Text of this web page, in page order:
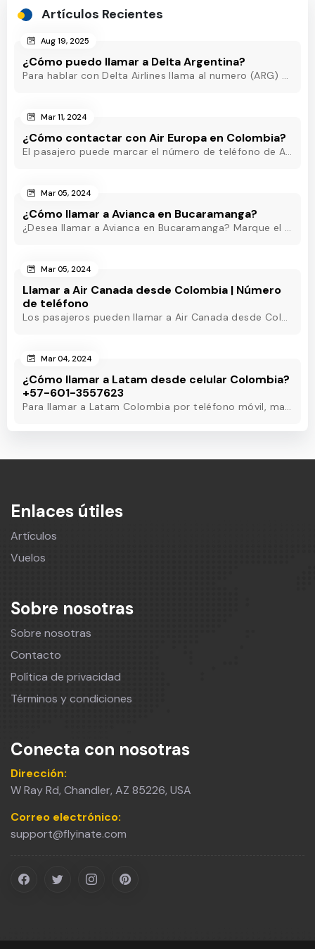
Artículos Recientes
Aug 19, 2025
¿Cómo puedo llamar a Delta Argentina?
Para hablar con Delta Airlines llama al numero (ARG) o al +54-11-5218-8717(Argentina) o al +54-11-5219-3285 (ARG) o al (ARG) o al +54-11-5218-8717(Argentina)
Mar 11, 2024
¿Cómo contactar con Air Europa en Colombia?
El pasajero puede marcar el número de teléfono de Air Europa Colombia y hablar con un agente en directo que estará disponible las 24 horas para ayudarle.
Mar 05, 2024
¿Cómo llamar a Avianca en Bucaramanga?
¿Desea llamar a Avianca en Bucaramanga? Marque el teléfono de Avianca Bucaramanga y obtenga asistencia rápida las 24 horas para eliminar sus inquietudes.
Mar 05, 2024
Llamar a Air Canada desde Colombia | Número
de teléfono
Los pasajeros pueden llamar a Air Canada desde Colombia marcando el número de teléfono de Air Canada Colombia y obtener asistencia útil en pocos minutos.
Mar 04, 2024
¿Cómo llamar a Latam desde celular Colombia?
+57-601-3557623
Para llamar a Latam Colombia por teléfono móvil, marque el número de teléfono de Latam Colombia o utilice otros métodos para obtener asistencia las 24 horas.
Enlaces útiles
Artículos
Vuelos
Sobre nosotras
Sobre nosotras
Contacto
Política de privacidad
Términos y condiciones
Conecta con nosotras
Dirección:
W Ray Rd, Chandler, AZ 85226, USA
Correo electrónico:
support@flyinate.com